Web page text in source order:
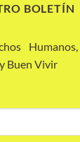
BOLETÍN
Buen Vivir